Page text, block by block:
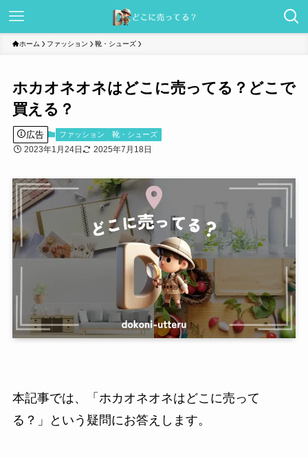
ホーム ファッション 靴・シューズ
ホカオネオネはどこに売ってる？どこで
買える？
広告 ファッション 靴・シューズ
2023年1月24日 2025年7月18日
本記事では、「ホカオネオネはどこに売って
る？」という疑問にお答えします。